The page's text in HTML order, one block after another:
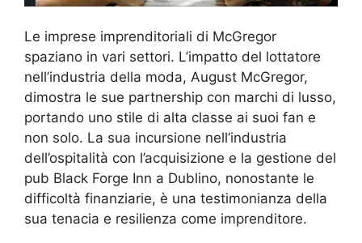
Le imprese imprenditoriali di McGregor
spaziano in vari settori. L’impatto del lottatore
nell’industria della moda, August McGregor,
dimostra le sue partnership con marchi di lusso,
portando uno stile di alta classe ai suoi fan e
non solo. La sua incursione nell’industria
dell’ospitalità con l’acquisizione e la gestione del
pub Black Forge Inn a Dublino, nonostante le
difficoltà finanziarie, è una testimonianza della
sua tenacia e resilienza come imprenditore.